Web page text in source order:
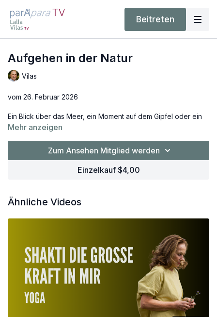
Beitreten
Aufgehen in der Natur
Vilas
vom 26. Februar 2026
Ein Blick über das Meer, ein Moment auf dem Gipfel oder ein
stiller Spaziergang im Wald – manchmal werden Gedanken
betrachten. Nicht als romantische Ausnahme, sondern als
Hinweis auf eine Gegenwart, die immer da ist. Natur fügt nichts
hinzu – ist einfach da. Und im Stillwerden und Aufgehen in der
Mehr anzeigen
Zum Ansehen Mitglied werden
Einzelkauf $4,00
Ähnliche Videos